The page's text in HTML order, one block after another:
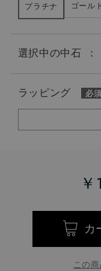
プラチナ ゴール
選択中の中石 ：
ラッピング
この